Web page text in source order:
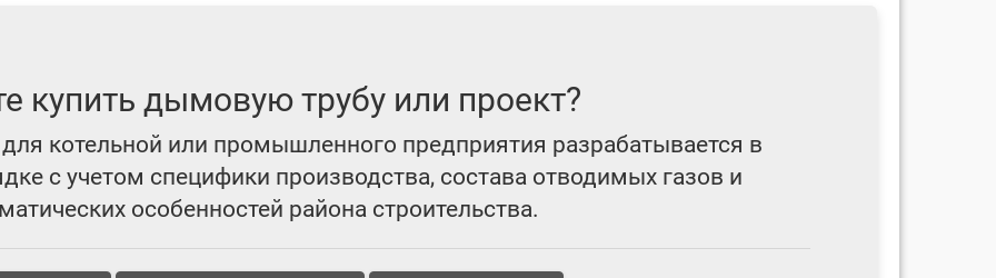
купить дымовую трубу или проект?
котельной или промышленного предприятия разрабатывается в
с учетом специфики производства, состава отводимых газов и
особенностей района строительства.